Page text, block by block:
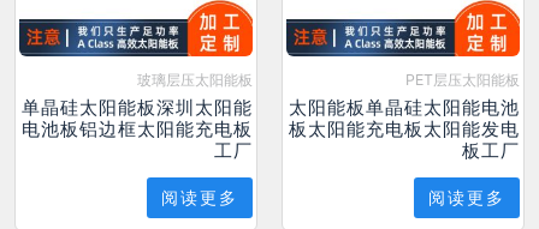
玻璃层压太阳能板
单晶硅太阳能板深圳太阳能
电池板铝边框太阳能充电板
工厂
阅读更多
PET层压太阳能板
太阳能板单晶硅太阳能电池
板太阳能充电板太阳能发电
板工厂
阅读更多